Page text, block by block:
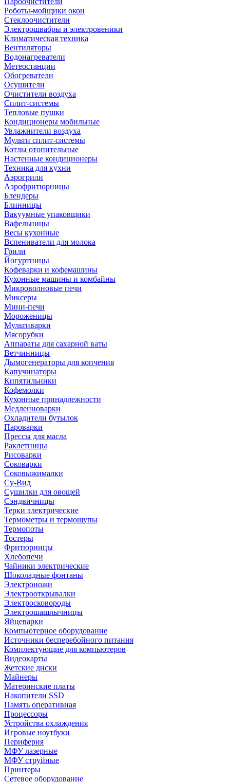
Роботы-мойщики окон
Стеклоочистители
Электрошвабры и электровеники
Климатическая техника
Вентиляторы
Водонагреватели
Метеостанции
Обогреватели
Осушители
Очистители воздуха
Сплит-системы
Тепловые пушки
Кондиционеры мобильные
Увлажнители воздуха
Мульти сплит-системы
Котлы отопительные
Настенные кондиционеры
Техника для кухни
Аэрогрили
Аэрофритюрницы
Блендеры
Блинницы
Вакуумные упаковщики
Вафельницы
Весы кухонные
Вспениватели для молока
Грили
Йогуртницы
Кофеварки и кофемашины
Кухонные машины и комбайны
Микроволновые печи
Миксеры
Мини-печи
Мороженицы
Мультиварки
Мясорубки
Аппараты для сахарной ваты
Ветчинницы
Дымогенераторы для копчения
Капучинаторы
Кипятильники
Кофемолки
Кухонные принадлежности
Медленноварки
Охладители бутылок
Пароварки
Прессы для масла
Раклетницы
Рисоварки
Соковарки
Соковыжималки
Су-Вид
Сушилки для овощей
Сэндвичницы
Терки электрические
Термометры и термощупы
Термопоты
Тостеры
Фритюрницы
Хлебопечи
Чайники электрические
Шоколадные фонтаны
Электроножи
Электрооткрывалки
Электросковороды
Электрошашлычницы
Яйцеварки
Компьютерное оборудование
Источники бесперебойного питания
Комплектующие для компьютеров
Видеокарты
Жетские диски
Майнеры
Материнские платы
Накопители SSD
Память оперативная
Процессоры
Устройства охлаждения
Игровые ноутбуки
Периферия
МФУ лазерные
МФУ струйные
Принтеры
Сетевое оборудование